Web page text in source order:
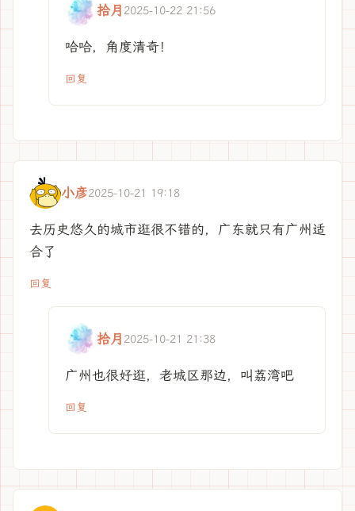
拾月 2025-10-22 21:56
哈哈，角度清奇！
回复
小彦2025-10-21 19:18
去历史悠久的城市逛很不错的，广东就只有广州适
合了
回复
拾月 2025-10-21 21:38
广州也很好逛，老城区那边，叫荔湾吧
回复